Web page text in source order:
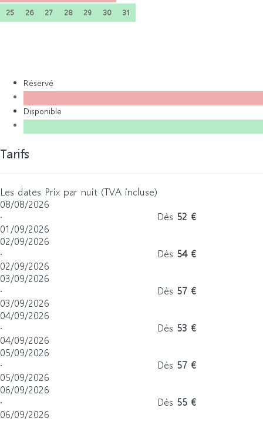
25
26 27 28 29 30 31
Réservé
Disponible
Tarifs
Les dates Prix par nuit (TVA incluse)
08/08/2026
·
01/09/2026
Dès 52 €
02/09/2026
·
02/09/2026
Dès 54 €
03/09/2026
·
03/09/2026
Dès 57 €
04/09/2026
·
04/09/2026
Dès 53 €
05/09/2026
·
05/09/2026
Dès 57 €
06/09/2026
·
06/09/2026
Dès 55 €